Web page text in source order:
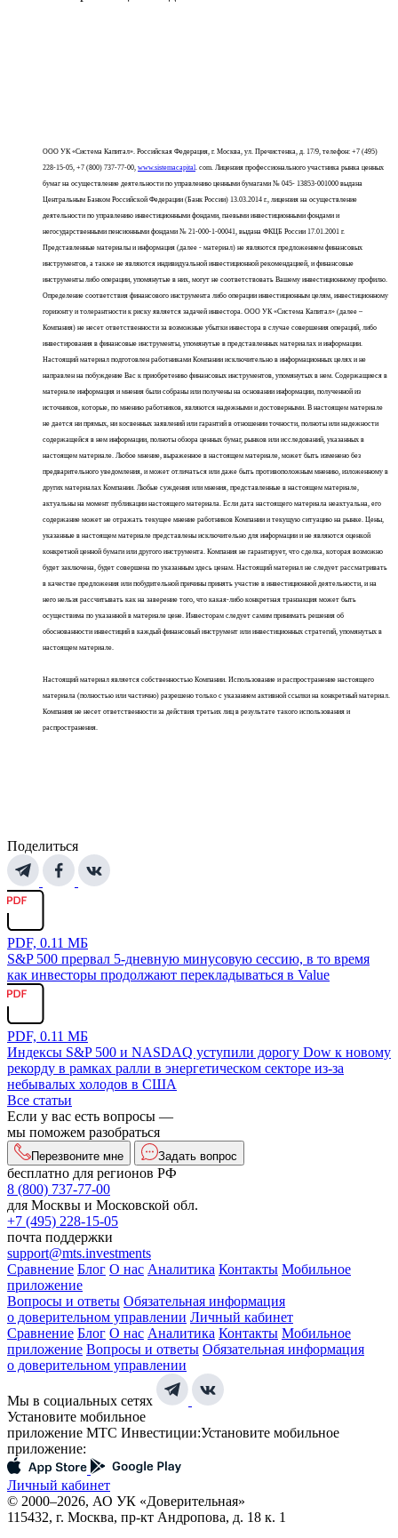
ООО УК «Система Капитал». Российская Федерация, г. Москва, ул. Пречистенка, д. 17/9, телефон: +7 (495)
228-15-05, +7 (800) 737-77-00, www.sistemacapital . com. Лицензия профессионального участника рынка ценных
бумаг на осуществление деятельности по управлению ценными бумагами № 045- 13853-001000 выдана
Центральным Банком Российской Федерации (Банк России) 13.03.2014 г., лицензия на осуществление
деятельности по управлению инвестиционными фондами, паевыми инвестиционными фондами и
негосударственными пенсионными фондами № 21-000-1-00041, выдана ФКЦБ России 17.01.2001 г.
Представленные материалы и информация (далее - материал) не являются предложением финансовых
инструментов, а также не являются индивидуальной инвестиционной рекомендацией, и финансовые
инструменты либо операции, упомянутые в них, могут не соответствовать Вашему инвестиционному профилю.
Определение соответствия финансового инструмента либо операции инвестиционным целям, инвестиционному
горизонту и толерантности к риску является задачей инвестора. ООО УК «Система Капитал» (далее –
Компания) не несет ответственности за возможные убытки инвестора в случае совершения операций, либо
инвестирования в финансовые инструменты, упомянутые в представленных материалах и информации.
Настоящий материал подготовлен работниками Компании исключительно в информационных целях и не
направлен на побуждение Вас к приобретению финансовых инструментов, упомянутых в нем. Содержащиеся в
материале информация и мнения были собраны или получены на основании информации, полученной из
источников, которые, по мнению работников, являются надежными и достоверными. В настоящем материале
не дается ни прямых, ни косвенных заявлений или гарантий в отношении точности, полноты или надежности
содержащейся в нем информации, полноты обзора ценных бумаг, рынков или исследований, указанных в
настоящем материале. Любое мнение, выраженное в настоящем материале, может быть изменено без
предварительного уведомления, и может отличаться или даже быть противоположным мнению, изложенному в
других материалах Компании. Любые суждения или мнения, представленные в настоящем материале,
актуальны на момент публикации настоящего материала. Если дата настоящего материала неактуальна, его
содержание может не отражать текущее мнение работников Компании и текущую ситуацию на рынке. Цены,
указанные в настоящем материале представлены исключительно для информации и не являются оценкой
конкретной ценной бумаги или другого инструмента. Компания не гарантирует, что сделка, которая возможно
будет заключена, будет совершена по указанным здесь ценам. Настоящий материал не следует рассматривать
в качестве предложения или побудительной причины принять участие в инвестиционной деятельности, и на
него нельзя рассчитывать как на заверение того, что какая-либо конкретная транзакция может быть
осуществима по указанной в материале цене. Инвесторам следует самим принимать решения об
обоснованности инвестиций в каждый финансовый инструмент или инвестиционных стратегий, упомянутых в
настоящем материале.
Настоящий материал является собственностью Компании. Использование и распространение настоящего
материала (полностью или частично) разрешено только с указанием активной ссылки на конкретный материал.
Компания не несет ответственности за действия третьих лиц в результате такого использования и
распространения.
Поделиться
PDF, 0.11 МБ
S&P 500 прервал 5-дневную минусовую сессию, в то время
как инвесторы продолжают перекладываться в Value
PDF, 0.11 МБ
Индексы S&P 500 и NASDAQ уступили дорогу Dow к новому
рекорду в рамках ралли в энергетическом секторе из-за
небывалых холодов в США
Все статьи
Если у вас есть вопросы —
мы поможем разобраться
Перезвоните мне Задать вопрос
бесплатно для регионов РФ
8 (800) 737-77-00
для Москвы и Московской обл.
+7 (495) 228-15-05
почта поддержки
support@mts.investments
Сравнение Блог О нас Аналитика Контакты Мобильное
приложение
Вопросы и ответы Обязательная информация
о доверительном управлении Личный кабинет
Сравнение Блог О нас Аналитика Контакты Мобильное
приложение Вопросы и ответы Обязательная информация
о доверительном управлении
Мы в социальных сетях
Установите мобильное
приложение МТС Инвестиции:Установите мобильное
приложение:
Личный кабинет
© 2000–2026, АО УК «Доверительная»
115432, г. Москва, пр-кт Андропова, д. 18 к. 1